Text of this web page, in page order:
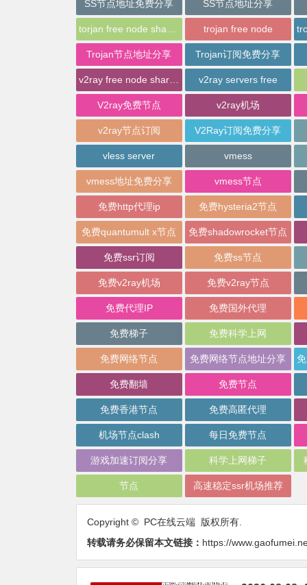
SS节点地址免费分享 SS节点地址分享
trojan free node
Trojan节点地址分享 Trojan订阅免费分享
v2ray servers free
V2ray免费节点 v2ray机场
v2ray节点订阅 V2Ray订阅免费分享
vless server vmess
vmess地址免费分享 vmess节点
免费http代理ip 免费hysteria2节点
免费quantumult x节点 免费shadowrocket节点
免费ssr订阅 免费ss节点
免费v2ray机场 免费v2ray节点
免费代理IP 免费国外代理
免费梯子 免费科学上网
免费网络节点 免费网络节点地址分享
免费翻墙 免费节点
免费香港节点 免费高匿代理
机场节点clash 每日免费节点
游戏加速订阅分享 科学上网梯子
节点 高速稳定ssr机场推荐
Copyright © PC在线云端 版权所有.
转载请务必保留本文链接： https://